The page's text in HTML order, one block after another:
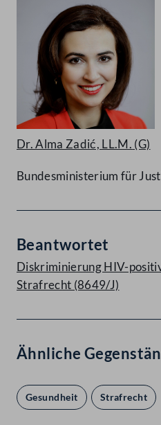
Dr. Alma Zadić, LL.M. (G)
Bundesministerium für
Beantwortet
Diskriminierung HIV-
Strafrecht (8649/J)
Ähnliche
Gesundheit Strafrecht